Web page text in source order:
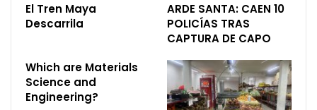
El Tren Maya
Descarrila
ARDE SANTA: CAEN 10
POLICÍAS TRAS
CAPTURA DE CAPO
Which are Materials
Science and
Engineering?